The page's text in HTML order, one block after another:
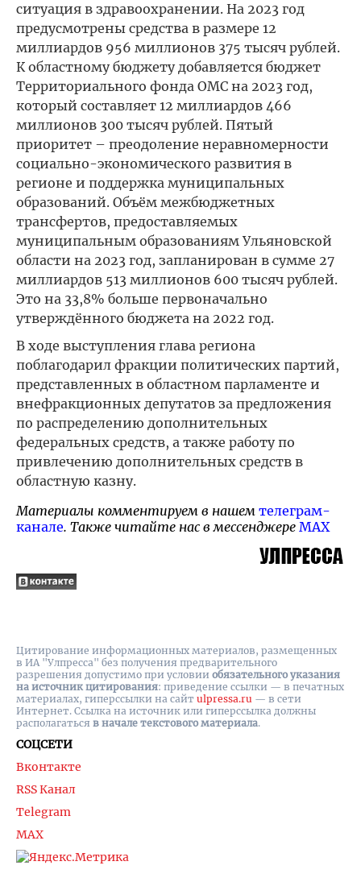
ситуация в здравоохранении. На 2023 год
предусмотрены средства в размере 12
миллиардов 956 миллионов 375 тысяч рублей.
К областному бюджету добавляется бюджет
Территориального фонда ОМС на 2023 год,
который составляет 12 миллиардов 466
миллионов 300 тысяч рублей. Пятый
приоритет – преодоление неравномерности
социально-экономического развития в
регионе и поддержка муниципальных
образований. Объём межбюджетных
трансфертов, предоставляемых
муниципальным образованиям Ульяновской
области на 2023 год, запланирован в сумме 27
миллиардов 513 миллионов 600 тысяч рублей.
Это на 33,8% больше первоначально
утверждённого бюджета на 2022 год.
В ходе выступления глава региона
поблагодарил фракции политических партий,
представленных в областном парламенте и
внефракционных депутатов за предложения
по распределению дополнительных
федеральных средств, а также работу по
привлечению дополнительных средств в
областную казну.
Материалы комментируем в нашем телеграм-
канале. Также читайте нас в мессенджере MAX
СОЦСЕТИ
Вконтакте
RSS Канал
Telegram
MAX
Цитирование информационных материалов, размещенных
в ИА "Улпресса" без получения предварительного
разрешения допустимо при условии обязательного указания
на источник цитирования: приведение ссылки — в печатных
материалах, гиперссылки на cайт ulpressa.ru — в сети
Интернет. Ссылка на источник или гиперссылка должны
располагаться в начале текстового материала.